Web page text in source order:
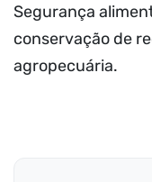
Segurança
conservação de
agropecuária.